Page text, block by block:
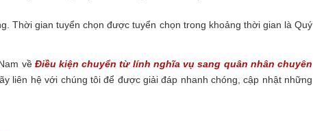
Thời gian tuyển chọn được tuyển chọn trong khoảng thời gian là Quý
về Điều kiện chuyển từ lính nghĩa vụ sang quân nhân chuyên
liên hệ với chúng tôi để được giải đáp nhanh chóng, cập nhật những